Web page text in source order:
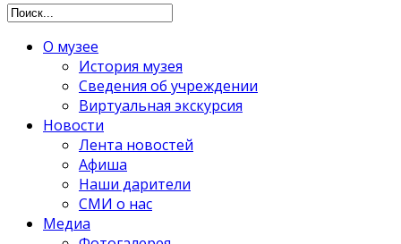
О музее
История музея
Сведения об учреждении
Виртуальная экскурсия
Новости
Лента новостей
Афиша
Наши дарители
СМИ о нас
Медиа